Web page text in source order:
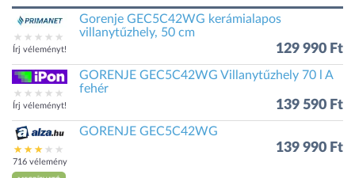
Írj véleményt!
Gorenje GEC5C42WG kerámialapos
villanytűzhely, 50 cm
129 990 Ft
Írj véleményt!
GORENJE GEC5C42WG Villanytűzhely 70 l A
fehér
139 590 Ft
716 vélemény
GORENJE GEC5C42WG
139 990 Ft